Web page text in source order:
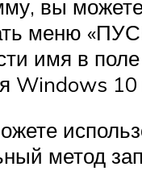
вы
меню
имя в
Windows 10
метод